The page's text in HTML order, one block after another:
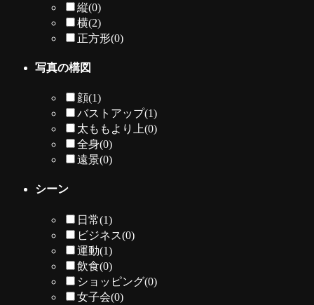
縦(0)
横(2)
正方形(0)
写真の構図
顔(1)
バストアップ(1)
太ももより上(0)
全身(0)
遠景(0)
シーン
日常(1)
ビジネス(0)
運動(1)
飲食(0)
ショッピング(0)
女子会(0)